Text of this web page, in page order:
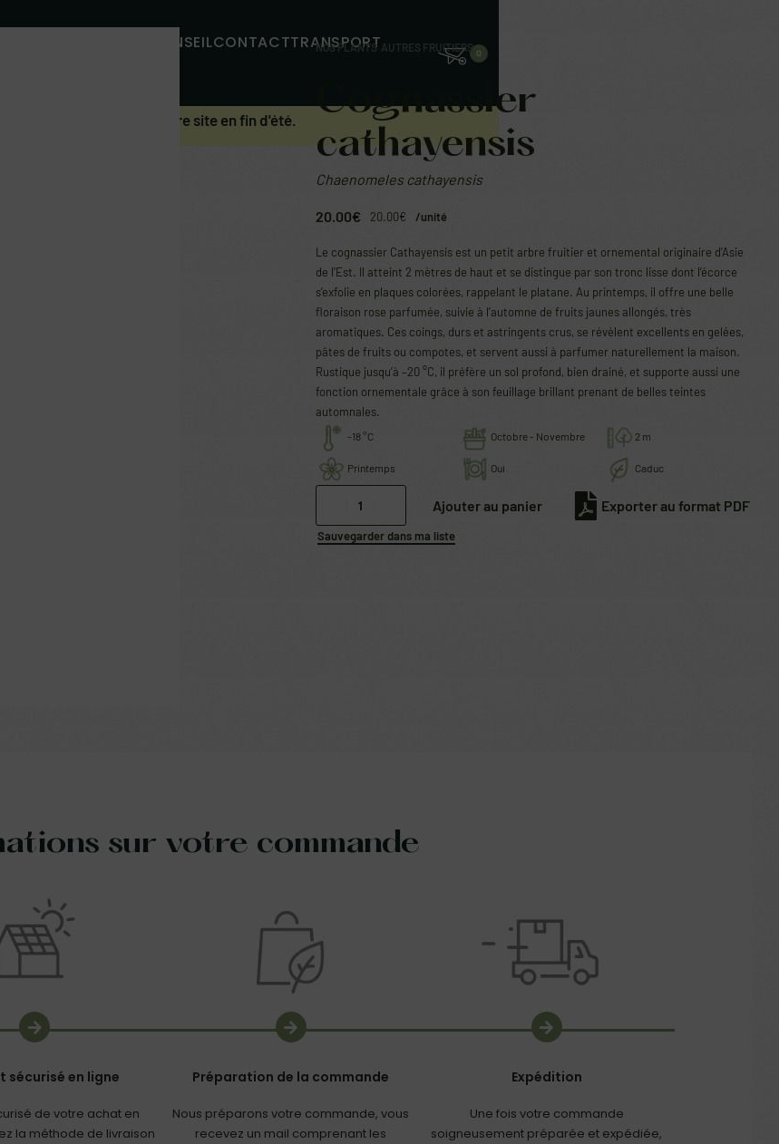
CONSEILCONTACTTRANSPORT
0
Prochain réassort sur notre site en fin d'été.
NOS PLANTS› AUTRES FRUITIERS
Cognassier
cathayensis
Chaenomeles cathayensis
20.00€ 20.00€ /unité
Le cognassier Cathayensis est un petit arbre fruitier et ornemental originaire d’Asie
de l’Est. Il atteint 2 mètres de haut et se distingue par son tronc lisse dont l’écorce
s’exfolie en plaques colorées, rappelant le platane. Au printemps, il offre une belle
floraison rose parfumée, suivie à l’automne de fruits jaunes allongés, très
aromatiques. Ces coings, durs et astringents crus, se révèlent excellents en gelées,
pâtes de fruits ou compotes, et servent aussi à parfumer naturellement la maison.
Rustique jusqu’à –20 °C, il préfère un sol profond, bien drainé, et supporte aussi une
fonction ornementale grâce à son feuillage brillant prenant de belles teintes
automnales.
-18 °C Octobre - Novembre 2 m
Printemps Oui Caduc
Exporter au format PDF
Ajouter au panier
Sauvegarder dans ma liste
sur votre commande
sécurisé en ligne
de votre achat en
la méthode de livraison
Préparation de la commande
Nous préparons votre commande, vous
recevez un mail comprenant les
Expédition
Une fois votre commande
soigneusement préparée et expédiée,